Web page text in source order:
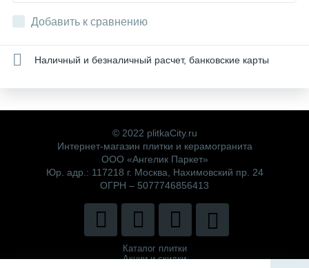
Добавить к сравнению
Наличный и безналичный расчет, банковские карты
© 2022 plitkaCity.ru
Интернет-магазин плитки и керамогранита
ООО «Ангелик Паркет»
Юр. адр.: 117218 г. Москва, Нахимовский пр. 24
ОГРН – 5077746856413
Каталог плитки
Акции и скидки